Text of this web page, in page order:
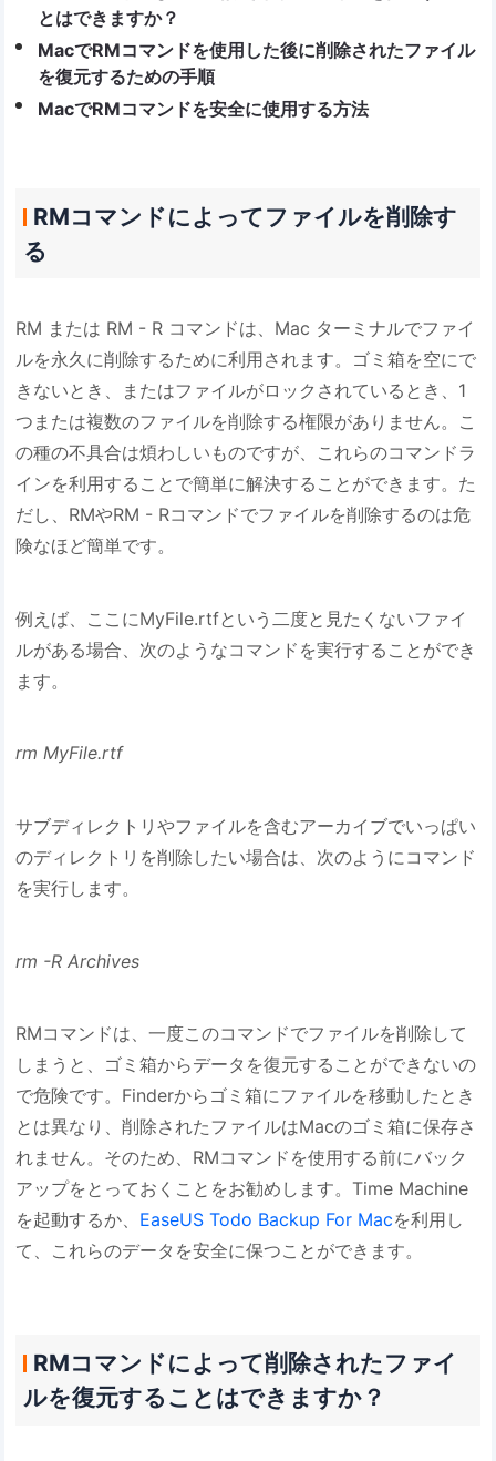
とはできますか？
MacでRMコマンドを使用した後に削除されたファイル
を復元するための手順
MacでRMコマンドを安全に使用する方法
RMコマンドによってファイルを削除す
る
RM または RM - R コマンドは、Mac ターミナルでファイ
ルを永久に削除するために利用されます。ゴミ箱を空にで
きないとき、またはファイルがロックされているとき、1
つまたは複数のファイルを削除する権限がありません。こ
の種の不具合は煩わしいものですが、これらのコマンドラ
インを利用することで簡単に解決することができます。た
だし、RMやRM - Rコマンドでファイルを削除するのは危
険なほど簡単です。
例えば、ここにMyFile.rtfという二度と見たくないファイ
ルがある場合、次のようなコマンドを実行することができ
ます。
rm MyFile.rtf
サブディレクトリやファイルを含むアーカイブでいっぱい
のディレクトリを削除したい場合は、次のようにコマンド
を実行します。
rm -R Archives
RMコマンドは、一度このコマンドでファイルを削除して
しまうと、ゴミ箱からデータを復元することができないの
で危険です。Finderからゴミ箱にファイルを移動したとき
とは異なり、削除されたファイルはMacのゴミ箱に保存さ
れません。そのため、RMコマンドを使用する前にバック
アップをとっておくことをお勧めします。Time Machine
を起動するか、 EaseUS Todo Backup For Macを利用し
て、これらのデータを安全に保つことができます。
RMコマンドによって削除されたファイ
ルを復元することはできますか？